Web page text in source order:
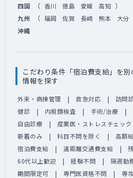
四国 （ 香川 徳島 愛媛 高知 ）
九州 （ 福岡 佐賀 長崎 熊本 大分
沖縄
こだわり条件「宿泊費支給」を
情報を探す
外来・病棟管理 救急対応 訪問
健診
内視鏡検査 手術/治療
自由診療
産業医・ストレスチェック
新着のみ
科目不問を除く 高額
宿泊費支給
遠距離交通費支給
60代以上歓迎
経験不問 隔週勤
期間限定可
専門医資格不問
専